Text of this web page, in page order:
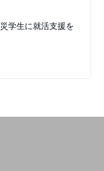
学生に就活支援を